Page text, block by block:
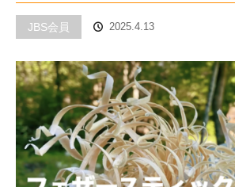
JBS会員 2025.4.13